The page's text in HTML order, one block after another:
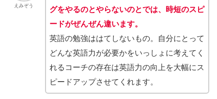
えみぞう
グをやるのとやらないのとでは、時短のスピ
ードがぜんぜん違います。
英語の勉強ははてしないもの。自分にとって
どんな英語力が必要かをいっしょに考えてく
れるコーチの存在は英語力の向上を大幅にス
ピードアップさせてくれます。